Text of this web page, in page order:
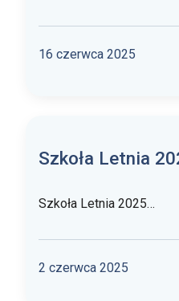
16 czerwca 2025
Szkoła Letnia
Szkoła Letnia 2025…
2 czerwca 2025